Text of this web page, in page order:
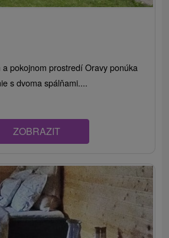
pokojnom prostredí Oravy ponúka
s dvoma spálňami....
ZOBRAZIT